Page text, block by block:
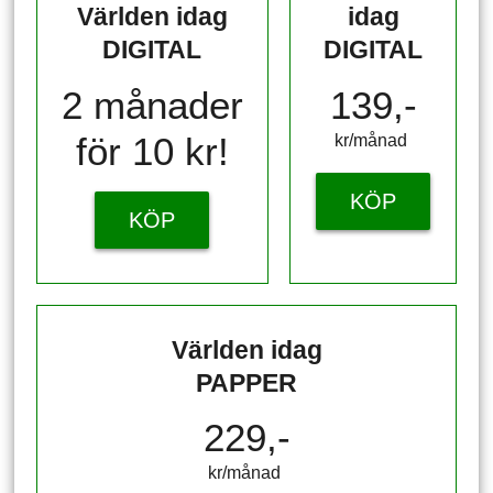
Världen idag
DIGITAL
2 månader
för 10 kr!
KÖP
idag
DIGITAL
139,-
kr/månad ​​​​​​
KÖP
Världen idag
PAPPER
229,-
kr/månad ​​​​​​